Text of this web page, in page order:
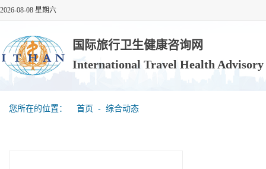
2026-08-08 星期六
国际旅行卫生健康咨询网
International Travel Health
您所在的位置： 首页 ‐ 综合动态